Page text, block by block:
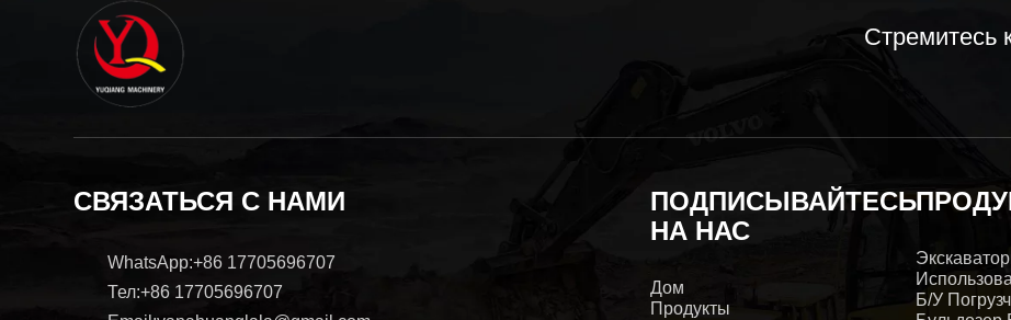
Стремитесь
СВЯЗАТЬСЯ С НАМИ
WhatsApp:+86 17705696707
Тел:+86 17705696707
ПОДПИСЫВАЙТЕСЬ
НА НАС
Дом
Продукты
Б/у